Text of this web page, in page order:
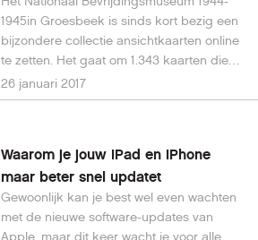
1945in Groesbeek is sinds kort bezig een
bijzondere collectie ansichtkaarten online
te zetten. Het gaat om 1.343 kaarten die
gemaakt zijn gedurende en net na de
bevrijding van Nederland en België.
26 januari 2017
Waarom je jouw iPad en iPhone
maar beter snel updatet
Gewoonlijk kan je best wel even wachten
met de nieuwe software-updates van
Apple, maar dit keer wacht je voor alle